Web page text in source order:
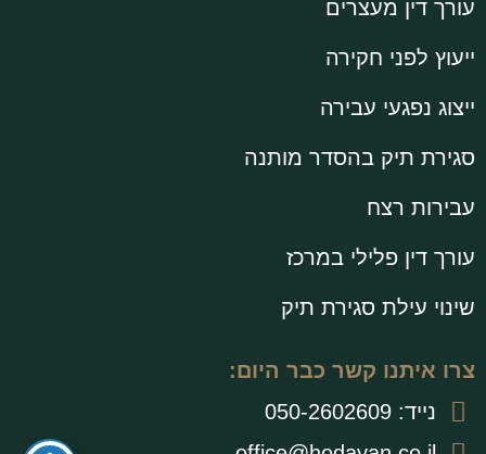
עורך דין מעצרים
ייעוץ לפני חקירה
ייצוג נפגעי עבירה
סגירת תיק בהסדר מותנה
עבירות רצח
עורך דין פלילי במרכז
שינוי עילת סגירת תיק
צרו איתנו קשר כבר היום:
נייד: ⁩050-2602609